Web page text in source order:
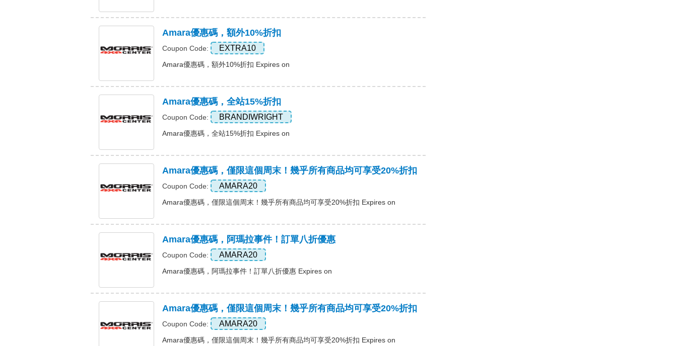
Amara優惠碼，額外10%折扣
Coupon Code: EXTRA10
Amara優惠碼，額外10%折扣 Expires on
Amara優惠碼，全站15%折扣
Coupon Code: BRANDIWRIGHT
Amara優惠碼，全站15%折扣 Expires on
Amara優惠碼，僅限這個周末！幾乎所有商品均可享受20%折扣
Coupon Code: AMARA20
Amara優惠碼，僅限這個周末！幾乎所有商品均可享受20%折扣 Expires on
Amara優惠碼，阿瑪拉事件！訂單八折優惠
Coupon Code: AMARA20
Amara優惠碼，阿瑪拉事件！訂單八折優惠 Expires on
Amara優惠碼，僅限這個周末！幾乎所有商品均可享受20%折扣
Coupon Code: AMARA20
Amara優惠碼，僅限這個周末！幾乎所有商品均可享受20%折扣 Expires on